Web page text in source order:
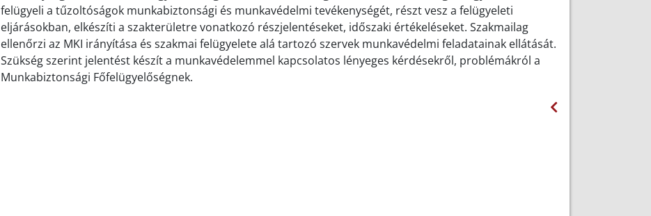
felügyeli a tűzoltóságok munkabiztonsági és munkavédelmi tevékenységét, részt vesz a felügyeleti
eljárásokban, elkészíti a szakterületre vonatkozó részjelentéseket, időszaki értékeléseket. Szakmailag
ellenőrzi az MKI irányítása és szakmai felügyelete alá tartozó szervek munkavédelmi feladatainak ellátását.
Szükség szerint jelentést készít a munkavédelemmel kapcsolatos lényeges kérdésekről, problémákról a
Munkabiztonsági Főfelügyelőségnek.